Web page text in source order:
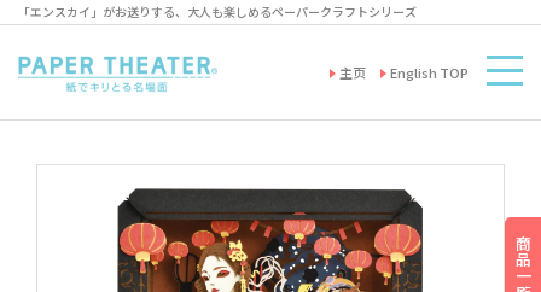
「エンスカイ」がお送りする、大人も楽しめるペーパークラフトシリーズ
主页 English TOP